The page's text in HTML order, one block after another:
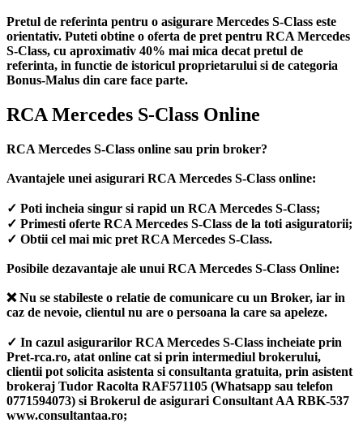
Pretul de referinta pentru o asigurare Mercedes S-Class este
orientativ. Puteti obtine o oferta de pret pentru RCA Mercedes
S-Class, cu aproximativ 40% mai mica decat pretul de
referinta, in functie de istoricul proprietarului si de categoria
Bonus-Malus din care face parte.
RCA Mercedes S-Class Online
RCA Mercedes S-Class online sau prin broker?
Avantajele unei asigurari RCA Mercedes S-Class online:
✓ Poti incheia singur si rapid un RCA Mercedes S-Class;
✓ Primesti oferte RCA Mercedes S-Class de la toti asiguratorii;
✓ Obtii cel mai mic pret RCA Mercedes S-Class.
Posibile dezavantaje ale unui RCA Mercedes S-Class Online:
❌ Nu se stabileste o relatie de comunicare cu un Broker, iar in
caz de nevoie, clientul nu are o persoana la care sa apeleze.
✓ In cazul asigurarilor RCA Mercedes S-Class incheiate prin
Pret-rca.ro, atat online cat si prin intermediul brokerului,
clientii pot solicita asistenta si consultanta gratuita, prin asistent
brokeraj Tudor Racolta RAF571105 (Whatsapp sau telefon
0771594073) si Brokerul de asigurari Consultant AA RBK-537
www.consultantaa.ro;